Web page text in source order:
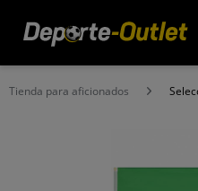
Tienda para aficionados